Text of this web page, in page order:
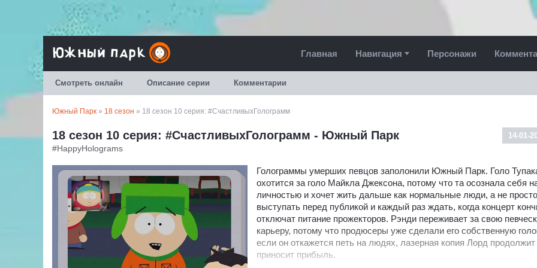
Смотреть онлайн Описание серии Комментарии
Южный Парк » 18 сезон » 18 сезон 10 серия: #СчастливыхГолограмм
18 сезон 10 серия: #СчастливыхГолограмм - Южный Парк 14-01-
#HappyHolograms
Голограммы умерших певцов заполонили Южный Парк. Голо
охотится за голо Майкла Джексона, потому что та осознала себя
личностью и хочет жить дальше как нормальные люди, а не просто
выступать перед публикой и каждый раз ждать, когда концерт
отключат питание прожекторов. Рэнди переживает за свою
карьеру, потому что продюсеры уже сделали его собственную
если он откажется петь на людях, лазерная копия Лорд продолжит
приносит прибыль.
Главная Навигация Персонажи